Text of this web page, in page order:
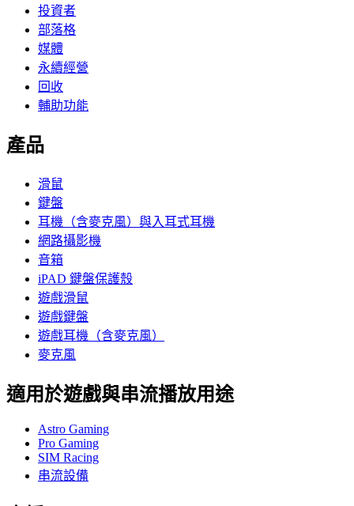
投資者
部落格
媒體
永續經營
回收
輔助功能
產品
滑鼠
鍵盤
耳機（含麥克風）與入耳式耳機
網路攝影機
音箱
iPAD 鍵盤保護殼
遊戲滑鼠
遊戲鍵盤
遊戲耳機（含麥克風）
麥克風
適用於遊戲與串流播放用途
Astro Gaming
Pro Gaming
SIM Racing
串流設備